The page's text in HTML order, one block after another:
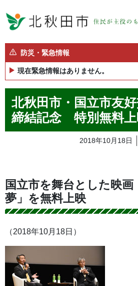
防災・緊急情報
現在緊急情報はありません。
北秋田市・国立市友
締結記念 特別無料上
2018年10月18日
国立市を舞台とした映画
夢」を無料上映
（2018年10月18日）